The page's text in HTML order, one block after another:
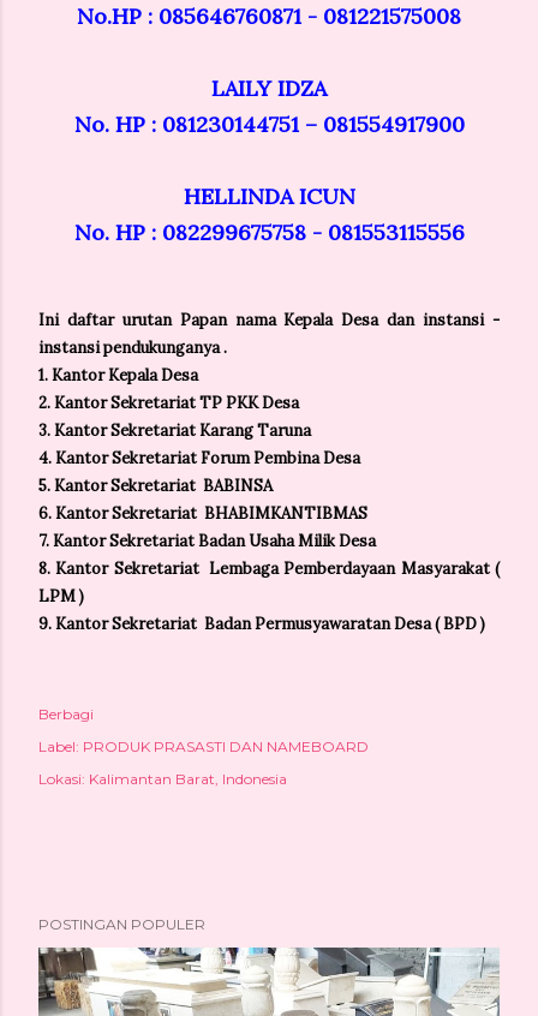
No.HP : 085646760871 - 081221575008
LAILY IDZA
No. HP : 081230144751 – 081554917900
HELLINDA ICUN
No. HP : 082299675758 - 081553115556
Ini daftar urutan Papan nama Kepala Desa dan instansi -
instansi pendukunganya .
1. Kantor Kepala Desa
2. Kantor Sekretariat TP PKK Desa
3.Kantor Sekretariat Karang Taruna
4.Kantor Sekretariat Forum Pembina Desa
5.Kantor Sekretariat BABINSA
6.Kantor Sekretariat BHABIMKANTIBMAS
7.Kantor Sekretariat Badan Usaha Milik Desa
8.Kantor Sekretariat Lembaga Pemberdayaan Masyarakat (
LPM )
9.Kantor Sekretariat Badan Permusyawaratan Desa ( BPD )
Berbagi
Label: PRODUK PRASASTI DAN NAMEBOARD
Lokasi: Kalimantan Barat, Indonesia
POSTINGAN POPULER